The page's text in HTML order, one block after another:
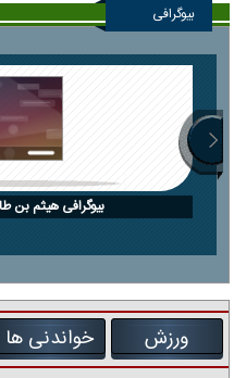
بیوگرافی
بیوگرافی هیثم بن
ورزش خواندنی ها